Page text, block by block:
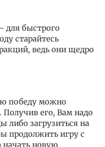
для быстрого
старайтесь
ведь они щедро
победу можно
Получив его, Вам надо
либо загрузиться на
продолжить игру с
начать новую